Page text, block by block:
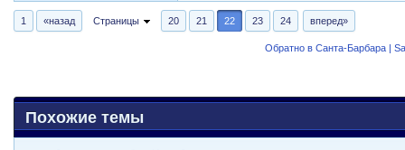
1 «назад Страницы 20 21 22 23 24 вперед»
Обратно в Санта-Барбара |
Похожие темы